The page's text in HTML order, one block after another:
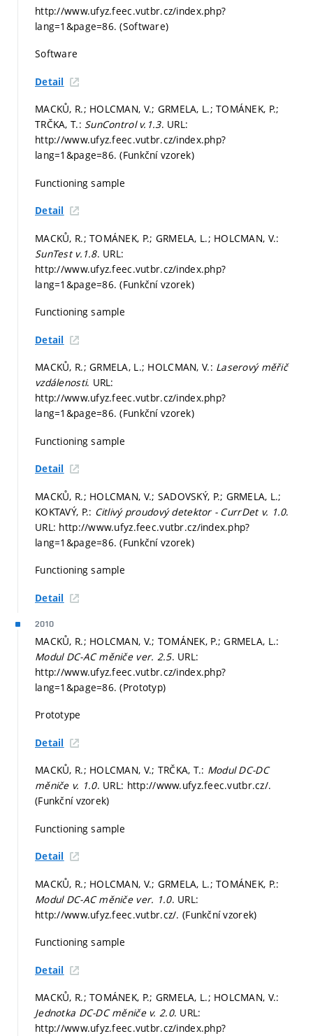
http://www.ufyz.feec.vutbr.cz/index.php?
lang=1&page=86. (Software)
Software
Detail
MACKŮ, R.; HOLCMAN, V.; GRMELA, L.; TOMÁNEK, P.;
TRČKA, T.: SunControl v.1.3. URL:
http://www.ufyz.feec.vutbr.cz/index.php?
lang=1&page=86. (Funkční vzorek)
Functioning sample
Detail
MACKŮ, R.; TOMÁNEK, P.; GRMELA, L.; HOLCMAN, V.:
SunTest v.1.8. URL:
http://www.ufyz.feec.vutbr.cz/index.php?
lang=1&page=86. (Funkční vzorek)
Functioning sample
Detail
MACKŮ, R.; GRMELA, L.; HOLCMAN, V.: Laserový měřič
vzdálenosti. URL:
http://www.ufyz.feec.vutbr.cz/index.php?
lang=1&page=86. (Funkční vzorek)
Functioning sample
Detail
MACKŮ, R.; HOLCMAN, V.; SADOVSKÝ, P.; GRMELA, L.;
KOKTAVÝ, P.: Citlivý proudový detektor - CurrDet v. 1.0.
URL: http://www.ufyz.feec.vutbr.cz/index.php?
lang=1&page=86. (Funkční vzorek)
Functioning sample
Detail
2010
MACKŮ, R.; HOLCMAN, V.; TOMÁNEK, P.; GRMELA, L.:
Modul DC-AC měniče ver. 2.5. URL:
http://www.ufyz.feec.vutbr.cz/index.php?
lang=1&page=86. (Prototyp)
Prototype
Detail
MACKŮ, R.; HOLCMAN, V.; TRČKA, T.: Modul DC-DC
měniče v. 1.0. URL: http://www.ufyz.feec.vutbr.cz/.
(Funkční vzorek)
Functioning sample
Detail
MACKŮ, R.; HOLCMAN, V.; GRMELA, L.; TOMÁNEK, P.:
Modul DC-AC měniče ver. 1.0. URL:
http://www.ufyz.feec.vutbr.cz/. (Funkční vzorek)
Functioning sample
Detail
MACKŮ, R.; TOMÁNEK, P.; GRMELA, L.; HOLCMAN, V.:
Jednotka DC-DC měniče v. 2.0. URL:
http://www.ufyz.feec.vutbr.cz/index.php?